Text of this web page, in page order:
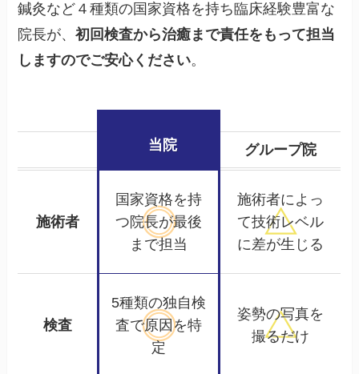
鍼灸など４種類の国家資格を持ち臨床経験豊富な
院長が、初回検査から治癒まで責任をもって担当
しますのでご安心ください。
当院 グループ院
施術者
国家資格を持
つ院長が最後
まで担当
施術者によっ
て技術レベル
に差が生じる
検査
5種類の独自検
査で原因を特
定
姿勢の写真を
撮るだけ